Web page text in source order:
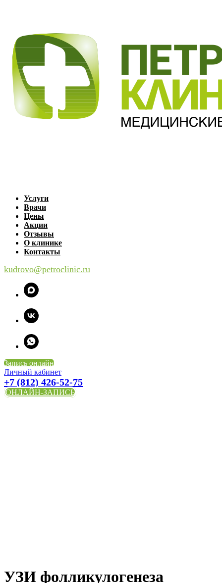
Услуги
Врачи
Цены
Акции
Отзывы
О клинике
Контакты
kudrovo@petroclinic.ru
Запись онлайн
Личный кабинет
+7 (812) 426-52-75
ОНЛАЙН-ЗАПИСЬ
УЗИ фолликулогенеза